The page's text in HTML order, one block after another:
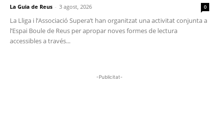
La Guia de Reus - 3 agost, 2026 0
La Lliga i l’Associació Supera’t han organitzat una activitat conjunta a
l’Espai Boule de Reus per apropar noves formes de lectura
accessibles a través...
-Publicitat-